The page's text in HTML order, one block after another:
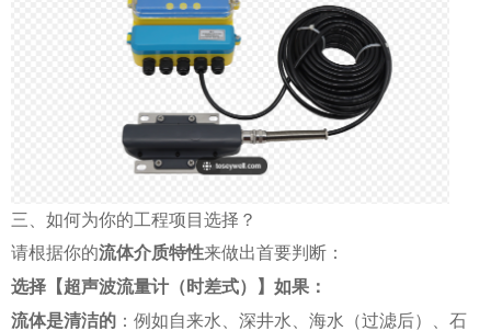
三、如何为你的工程项目选择？
请根据你的流体介质特性来做出首要判断：
选择【超声波流量计（时差式）】如果：
流体是清洁的 ：例如自来水、深井水、海水（过滤后）、石